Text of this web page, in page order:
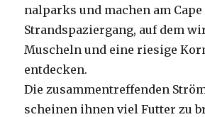
nalparks und machen am
Strandspaziergang, auf dem
Muscheln und eine riesige
entdecken.
Die zusammentreffenden
scheinen ihnen viel Futter zu